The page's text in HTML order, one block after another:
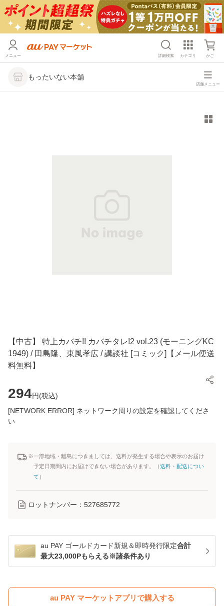
メニュー 詳細検索 カテゴリ かご
もったいない本舗
店舗メニュー
【中古】 特上カバチ!! カバチタレ!2 vol.23 (モーニングKC
1949) / 田島隆、東風孝広 / 講談社 [コミック]【メール便送
料無料】
294円(税込)
[NETWORK ERROR] ネットワーク周りの設定を確認してくださ
い
※一部地域・離島につきましては、送料が発生する場合や表示のお届け
予定日期間内にお届けできない場合があります。（送料・配送につい
て ）
ロットナンバー： 527685772
au PAY ゴールドカード新規＆即時発行限定合計
最大23,000Pもらえる※諸条件あり
au PAY マーケットアプリで購入する